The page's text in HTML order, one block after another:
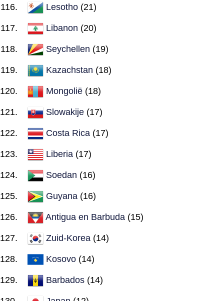
Lesotho (21)
Libanon (20)
Seychellen (19)
Kazachstan (18)
Mongolië (18)
Slowakije (17)
Costa Rica (17)
Liberia (17)
Soedan (16)
Guyana (16)
Antigua en Barbuda (15)
Zuid-Korea (14)
Kosovo (14)
Barbados (14)